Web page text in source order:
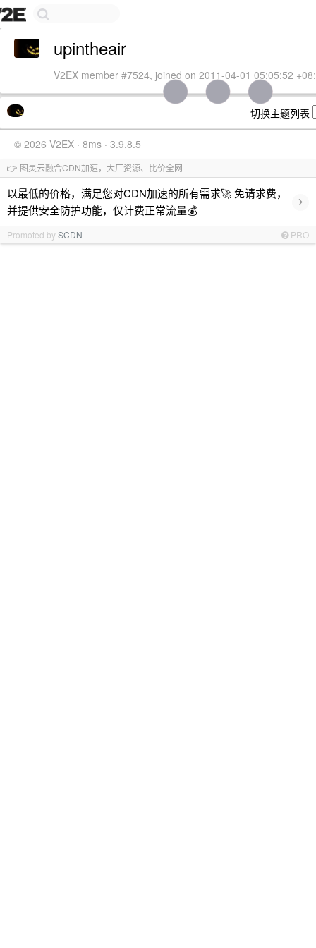
upintheair
V2EX member #7524, joined on 2011-04-01 05:05:52
切换主题列表
© 2026 V2EX · 8ms · 3.9.8.5
👉 图灵云融合CDN加速，大厂资源、比价全网
以最低的价格，满足您对CDN加速的所有需求🚀 免请求费，
并提供安全防护功能，仅计费正常流量💰
›
Promoted bySCDN PRO